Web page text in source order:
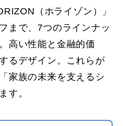
（ホライゾン）」
まで、7つのラインナッ
高い性能と金融的価
るデザイン。これらが
家族の未来を支えるシ
す。